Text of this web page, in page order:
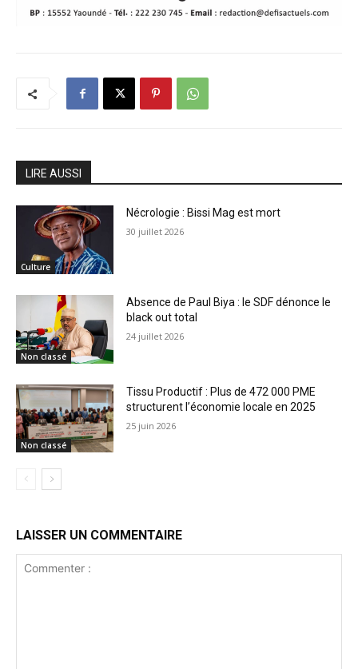
LIRE AUSSI
Culture
Nécrologie : Bissi Mag est mort
30 juillet 2026
Non classé
Absence de Paul Biya : le SDF dénonce le
black out total
24 juillet 2026
Non classé
Tissu Productif : Plus de 472 000 PME
structurent l’économie locale en 2025
25 juin 2026
LAISSER UN COMMENTAIRE